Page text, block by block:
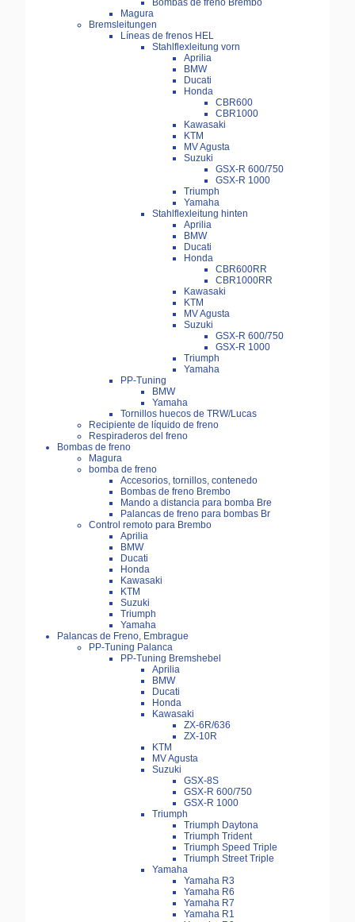
Bombas de freno Brembo
Magura
Bremsleitungen
Líneas de frenos HEL
Stahlflexleitung vorn
Aprilia
BMW
Ducati
Honda
CBR600
CBR1000
Kawasaki
KTM
MV Agusta
Suzuki
GSX-R 600/750
GSX-R 1000
Triumph
Yamaha
Stahlflexleitung hinten
Aprilia
BMW
Ducati
Honda
CBR600RR
CBR1000RR
Kawasaki
KTM
MV Agusta
Suzuki
GSX-R 600/750
GSX-R 1000
Triumph
Yamaha
PP-Tuning
BMW
Yamaha
Tornillos huecos de TRW/Lucas
Recipiente de líquido de freno
Respiraderos del freno
Bombas de freno
Magura
bomba de freno
Accesorios, tornillos, contenedo
Bombas de freno Brembo
Mando a distancia para bomba Bre
Palancas de freno para bombas Br
Control remoto para Brembo
Aprilia
BMW
Ducati
Honda
Kawasaki
KTM
Suzuki
Triumph
Yamaha
Palancas de Freno, Embrague
PP-Tuning Palanca
PP-Tuning Bremshebel
Aprilia
BMW
Ducati
Honda
Kawasaki
ZX-6R/636
ZX-10R
KTM
MV Agusta
Suzuki
GSX-8S
GSX-R 600/750
GSX-R 1000
Triumph
Triumph Daytona
Triumph Trident
Triumph Speed Triple
Triumph Street Triple
Yamaha
Yamaha R3
Yamaha R6
Yamaha R7
Yamaha R1